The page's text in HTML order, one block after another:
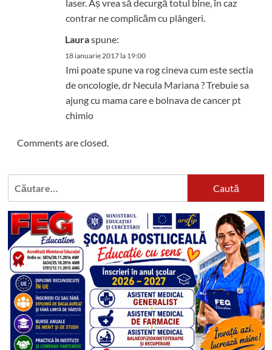
laser. Aș vrea să decurgă totul bine, în caz
contrar ne complicăm cu plângeri.
Lauraspune:
18 ianuarie 2017 la 19:00
Imi poate spune va rog cineva cum este sectia
de oncologie, dr Necula Mariana ? Trebuie sa
ajung cu mama care e bolnava de cancer pt
chimio
Comments are closed.
Caută